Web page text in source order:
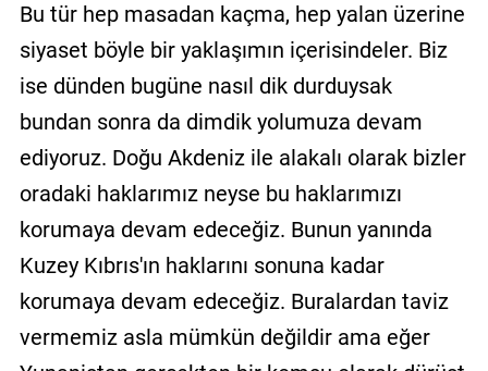
Bu tür hep masadan kaçma, hep yalan üzerine
siyaset böyle bir yaklaşımın içerisindeler. Biz
ise dünden bugüne nasıl dik durduysak
bundan sonra da dimdik yolumuza devam
ediyoruz. Doğu Akdeniz ile alakalı olarak bizler
oradaki haklarımız neyse bu haklarımızı
korumaya devam edeceğiz. Bunun yanında
Kuzey Kıbrıs'ın haklarını sonuna kadar
korumaya devam edeceğiz. Buralardan taviz
vermemiz asla mümkün değildir ama eğer